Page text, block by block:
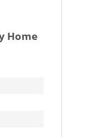
Home